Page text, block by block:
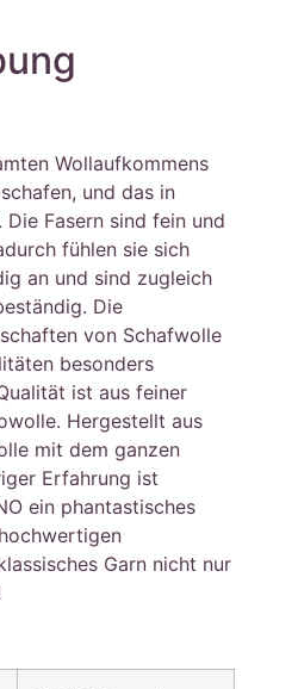
Wollaufkommens
und das in
Fasern sind fein und
fühlen sie sich
an und sind zugleich
Die
von Schafwolle
besonders
ist aus feiner
Hergestellt aus
mit dem ganzen
Erfahrung ist
ein phantastisches
Garn nicht nur